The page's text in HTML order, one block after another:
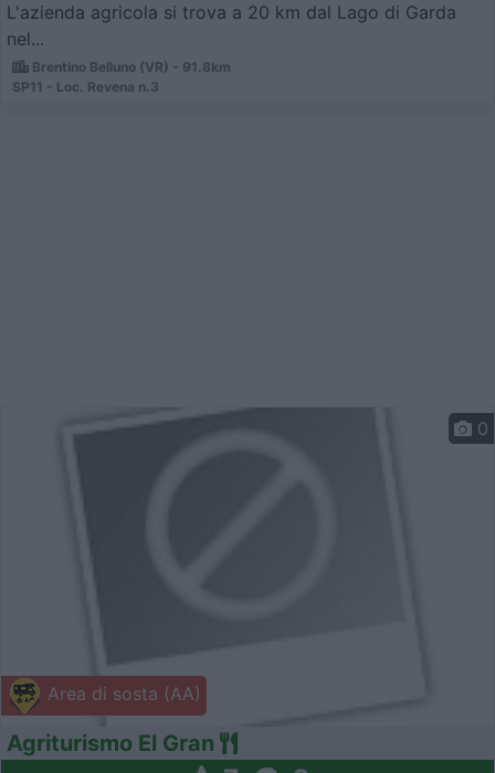
L'azienda agricola si trova a 20 km dal Lago di Garda
nel...
Brentino Belluno (VR) - 91.8km
SP11 - Loc. Revena n.3
Area di sosta (AA)
0
Agriturismo El Gran